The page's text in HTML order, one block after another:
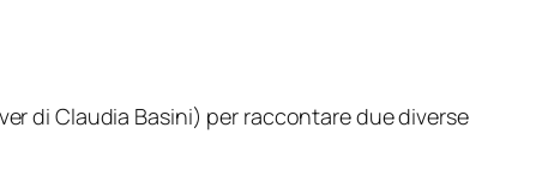
di Claudia Basini) per raccontare due diverse